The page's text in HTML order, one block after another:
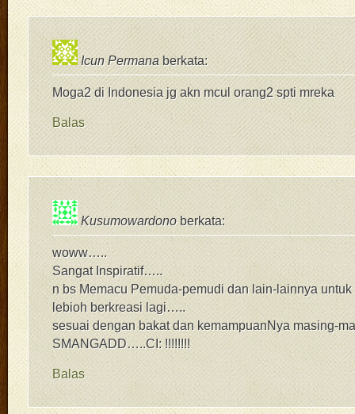
Icun Permana berkata:
Moga2 di Indonesia jg akn mcul orang2 spti mreka
Balas
Kusumowardono berkata:
woww…..
Sangat Inspiratif…..
n bs Memacu Pemuda-pemudi dan lain-lainnya
lebioh berkreasi lagi…..
sesuai dengan bakat dan kemampuanNya masing-
SMANGADD…..CI: !!!!!!!!
Balas